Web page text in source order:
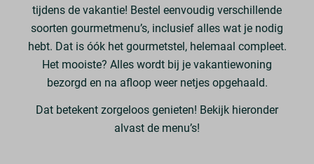
tijdens de vakantie! Bestel eenvoudig verschillende
soorten gourmetmenu’s, inclusief alles wat je nodig
hebt. Dat is óók het gourmetstel, helemaal compleet.
Het mooiste? Alles wordt bij je vakantiewoning
bezorgd en na afloop weer netjes opgehaald.
Dat betekent zorgeloos genieten! Bekijk hieronder
alvast de menu’s!